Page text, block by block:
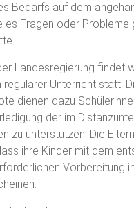
Bedarfs auf dem
es Fragen oder Probleme
Landesregierung findet
Unterricht statt.
dienen dazu
der im
zu unterstützen. Die
ihre Kinder mit dem
Vorbereitung